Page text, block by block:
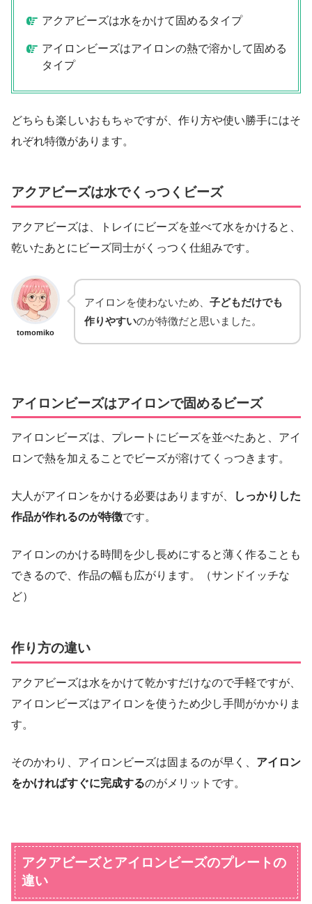
アクアビーズは水をかけて固めるタイプ
アイロンビーズはアイロンの熱で溶かして固める
タイプ
どちらも楽しいおもちゃですが、作り方や使い勝手にはそ
れぞれ特徴があります。
アクアビーズは水でくっつくビーズ
アクアビーズは、トレイにビーズを並べて水をかけると、
乾いたあとにビーズ同士がくっつく仕組みです。
tomomiko
アイロンを使わないため、 子どもだけでも
作りやすいのが特徴だと思いました。
アイロンビーズはアイロンで固めるビーズ
アイロンビーズは、プレートにビーズを並べたあと、アイ
ロンで熱を加えることでビーズが溶けてくっつきます。
大人がアイロンをかける必要はありますが、
しっかりした
作品が作れるのが特徴です。
アイロンのかける時間を少し長めにすると薄く作ることも
できるので、作品の幅も広がります。（サンドイッチな
ど）
作り方の違い
アクアビーズは水をかけて乾かすだけなので手軽ですが、
アイロンビーズはアイロンを使うため少し手間がかかりま
す。
そのかわり、アイロンビーズは固まるのが早く、 アイロン
をかければすぐに完成するのがメリットです。
アクアビーズとアイロンビーズのプレートの
違い